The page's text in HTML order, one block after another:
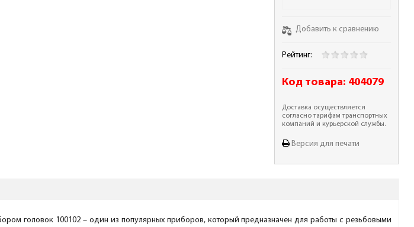
Добавить к сравнению
Рейтинг:
Код товара: 404079
Доставка осуществляется
согласно тарифам транспортных
компаний и курьерской службы.
Версия для печати
головок 100102 – один из популярных приборов, который предназначен для работы с резьбовыми